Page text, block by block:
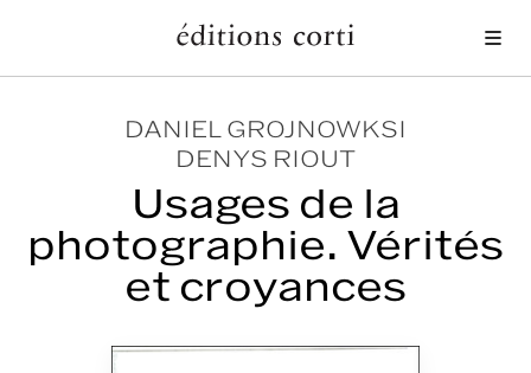
DANIEL GROJNOWKSI
DENYS RIOUT
Usages de la
photographie. Vérités
et croyances